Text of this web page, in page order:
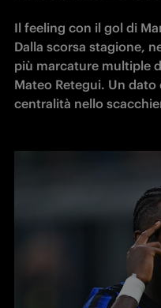
Il feeling con il gol di
Dalla scorsa stagione,
più marcature multiple
Mateo Retegui. Un
centralità nello